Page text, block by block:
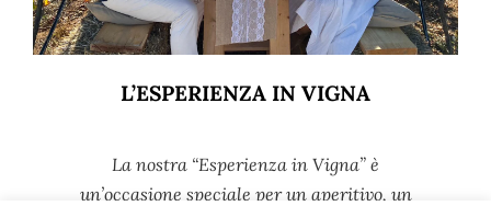
L’ESPERIENZA IN VIGNA
La nostra “Esperienza in Vigna” è
un’occasione speciale per un aperitivo, un